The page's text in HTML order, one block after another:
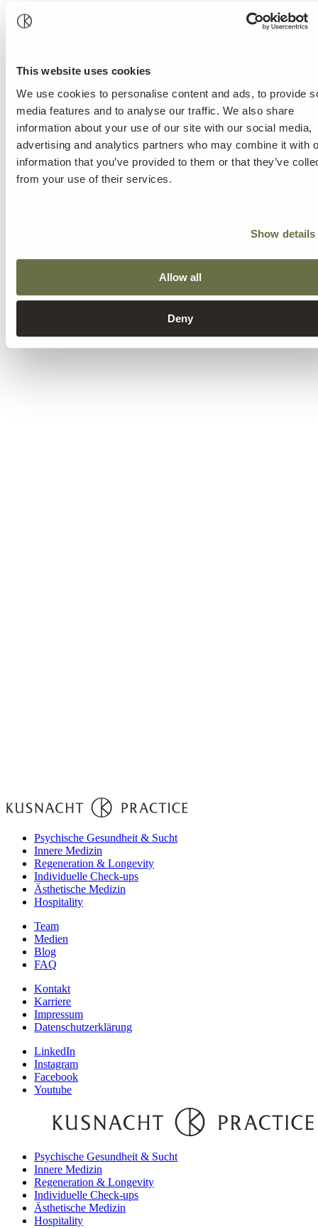
This website uses cookies
We use cookies to personalise content and ads, to provide
media features and to analyse our traffic. We also share
information about your use of our site with our social media,
advertising and analytics partners who may combine it with
information that you’ve provided to them or that they’ve
from your use of their services.
Show details
Allow all
Deny
Psychische Gesundheit & Sucht
Innere Medizin
Regeneration & Longevity
Individuelle Check-ups
Ästhetische Medizin
Hospitality
Team
Medien
Blog
FAQ
Kontakt
Karriere
Impressum
Datenschutzerklärung
LinkedIn
Instagram
Facebook
Youtube
Psychische Gesundheit & Sucht
Innere Medizin
Regeneration & Longevity
Individuelle Check-ups
Ästhetische Medizin
Hospitality